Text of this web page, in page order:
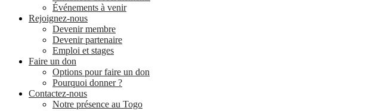
Événements à venir
Rejoignez-nous
Devenir membre
Devenir partenaire
Emploi et stages
Faire un don
Options pour faire un don
Pourquoi donner ?
Contactez-nous
Notre présence au Togo